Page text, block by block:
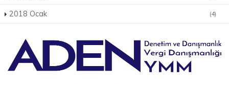
2018 Ocak (4)